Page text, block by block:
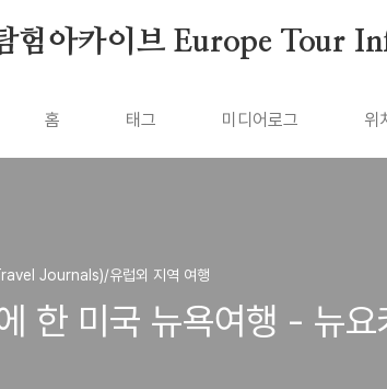
험아카이브 Europe Tour
홈 태그 미디어로그 위
Journals)/유럽외 지역 여행
한 미국 뉴욕여행 - 뉴